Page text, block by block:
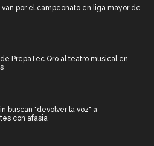
van por el campeonato en liga mayor de
PrepaTec Qro al teatro musical en
buscan "devolver la voz" a
con afasia